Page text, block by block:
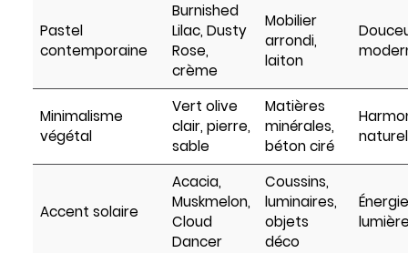
Pastel
contemporaine
Burnished
Lilac, Dusty
Rose,
crème
Mobilier
arrondi,
laiton
Minimalisme
végétal
Vert olive
clair, pierre,
sable
Matières
minérales,
béton ciré
Accent solaire
Acacia,
Muskmelon,
Cloud
Dancer
Coussins,
luminaires,
objets
déco